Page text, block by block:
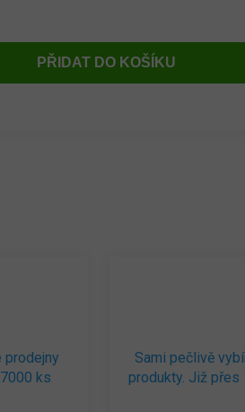
PŘIDAT DO KOŠÍKU
prodejny
ks
Sami pečlivě
produkty. Již přes